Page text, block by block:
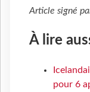
Article signé
À lire
pour 6